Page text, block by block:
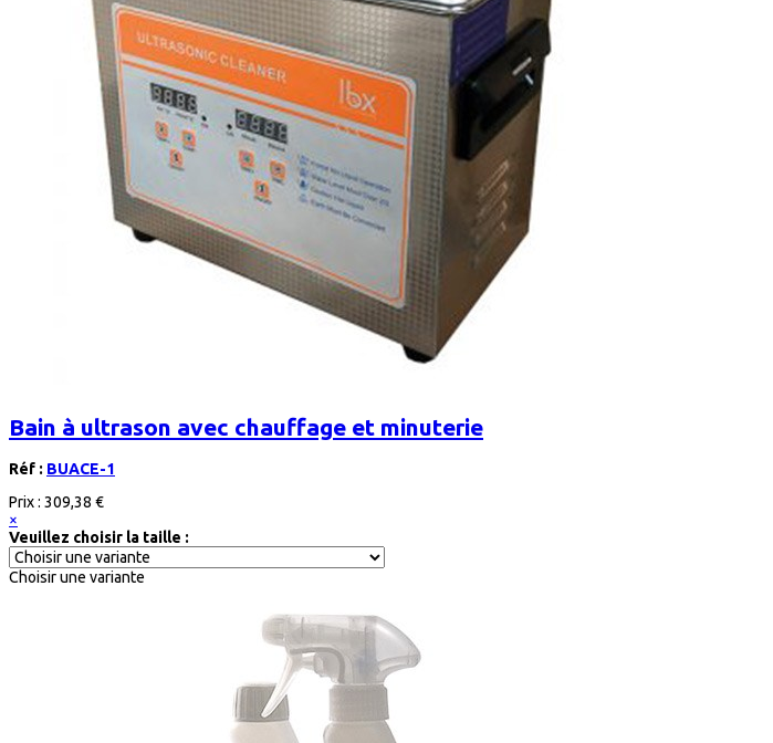
Bain à ultrason avec chauffage et minuterie
Réf : BUACE-1
Prix : 309,38 €
×
Veuillez choisir la taille :
Choisir une variante